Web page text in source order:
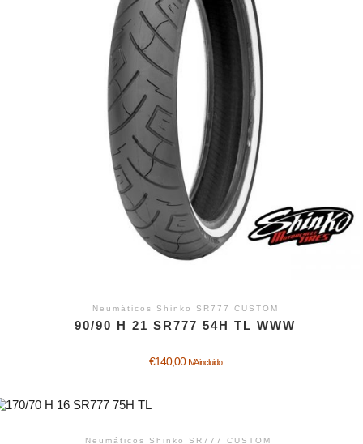
Neumáticos Shinko SR777 CUSTOM
90/90 H 21 SR777 54H TL WWW
€140,00 IVA incluido
Neumáticos Shinko SR777 CUSTOM